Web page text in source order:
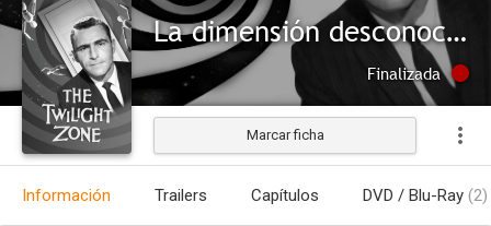
La dimensión desconocida
Finalizada
Marcar ficha
Información Trailers Capítulos DVD / Blu-Ray (2)